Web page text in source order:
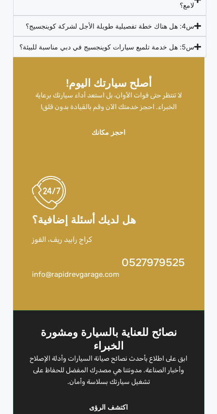
أصلح سيارتك اليوم!
لا تنتظر حتى فوات الأوان، بل استعد أداء سيارتك برعاية
الخبراء. احجز خدمتك الآن وقم بالقيادة بدون قلق!
احجز مكانك
هل لديك أسئلة إضافية؟
كراج رابيد ريف، القوز
0527979525
info@rapidrevgarage.com
نصائح للعناية بالسيارة ومشورة
الخبراء
ابق على اطلاع بأحدث نصائح صيانة السيارات وأدلة الإصلاح
وأخبار الصناعة. مدونتنا هي مصدرك المفضل للحفاظ على
تشغيل سيارتك بسلاسة وأمان.
اكتشف الرؤى
لامع؟
س4: هل هناك خطة تفصيلية طويلة الأجل لشركة كوينجسيج؟
س5: هل خدمة تلميع سيارات كوينجسيج في دبي مناسبة للبيئة؟